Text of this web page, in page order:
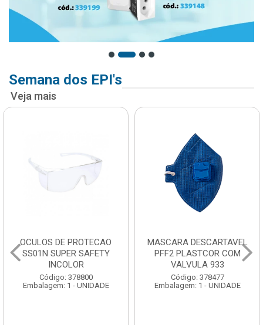
Semana dos EPI's
Veja mais
OCULOS DE PROTECAO
SS01N SUPER SAFETY
INCOLOR
Código: 378800
Embalagem: 1 - UNIDADE
MASCARA DESCARTAVEL
PFF2 PLASTCOR COM
VALVULA 933
Código: 378477
Embalagem: 1 - UNIDADE